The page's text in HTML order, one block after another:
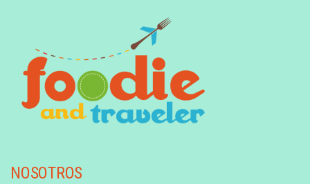
NOSOTROS